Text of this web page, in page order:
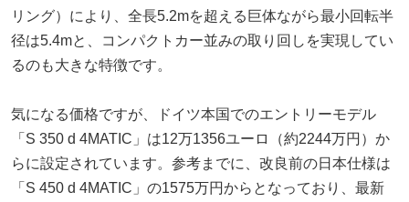
リング）により、全長5.2mを超える巨体ながら最小回転半
径は5.4mと、コンパクトカー並みの取り回しを実現してい
るのも大きな特徴です。
気になる価格ですが、ドイツ本国でのエントリーモデル
「S 350 d 4MATIC」は12万1356ユーロ（約2244万円）か
らに設定されています。参考までに、改良前の日本仕様は
「S 450 d 4MATIC」の1575万円からとなっており、最新